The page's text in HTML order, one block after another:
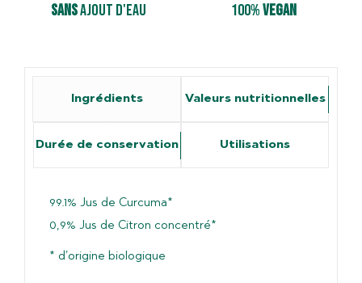
sans­ajout d'eau 100%vegan
Ingrédients Valeurs nutritionnelles
Durée de conservation Utilisations
99.1% Jus de Curcuma*
0,9% Jus de Citron concentré*
* d’origine biologique